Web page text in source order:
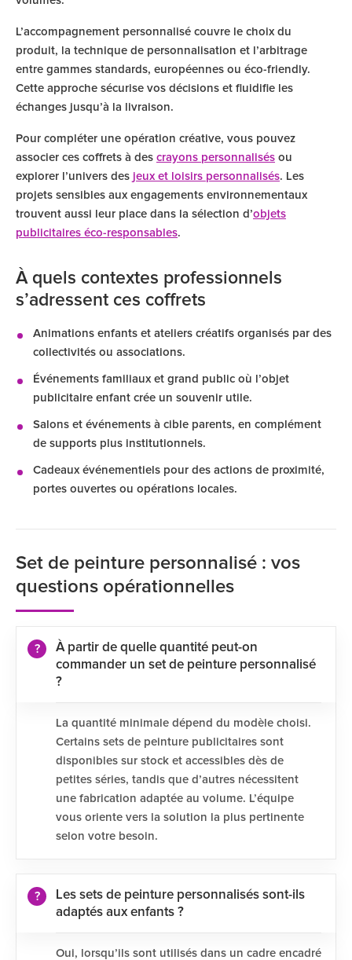
L’accompagnement personnalisé couvre le choix du
produit, la technique de personnalisation et l’arbitrage
entre gammes standards, européennes ou éco-friendly.
Cette approche sécurise vos décisions et fluidifie les
échanges jusqu’à la livraison.
Pour compléter une opération créative, vous pouvez
associer ces coffrets à des crayons personnalisés ou
explorer l’univers des jeux et loisirs personnalisés. Les
projets sensibles aux engagements environnementaux
trouvent aussi leur place dans la sélection d’objets
publicitaires éco-responsables.
À quels contextes professionnels
s’adressent ces coffrets
Animations enfants et ateliers créatifs organisés par des
collectivités ou associations.
Événements familiaux et grand public où l’objet
publicitaire enfant crée un souvenir utile.
Salons et événements à cible parents, en complément
de supports plus institutionnels.
Cadeaux événementiels pour des actions de proximité,
portes ouvertes ou opérations locales.
Set de peinture personnalisé : vos
questions opérationnelles
À partir de quelle quantité peut-on
commander un set de peinture personnalisé
?
La quantité minimale dépend du modèle choisi.
Certains sets de peinture publicitaires sont
disponibles sur stock et accessibles dès de
petites séries, tandis que d’autres nécessitent
une fabrication adaptée au volume. L’équipe
vous oriente vers la solution la plus pertinente
selon votre besoin.
Les sets de peinture personnalisés sont-ils
adaptés aux enfants ?
Oui, lorsqu’ils sont utilisés dans un cadre encadré